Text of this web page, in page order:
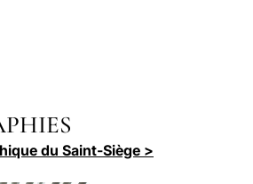
du Saint-Siège >